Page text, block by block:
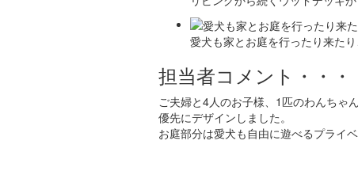
愛犬も家とお庭を行ったり来た
担当者コメント・・・
ご夫婦と4人のお子様、1匹のわんちゃ
優先にデザインしました。
お庭部分は愛犬も自由に遊べるプライ